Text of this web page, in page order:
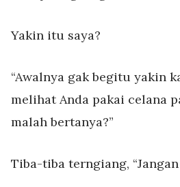
Yakin itu saya?
“Awalnya gak begitu yakin
melihat Anda pakai celana
malah bertanya?”
Tiba-tiba terngiang, “Jangan